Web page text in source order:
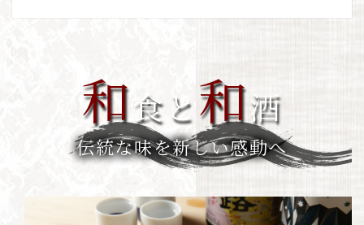
和食と和酒
伝統な味を新しい感動へ